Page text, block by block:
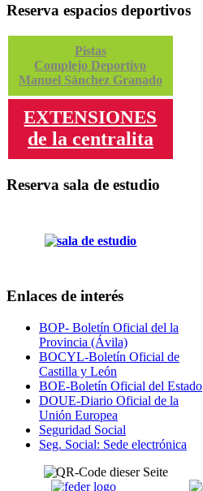
Reserva espacios deportivos
Pistas
Complejo Deportivo
Manuel Sánchez Granado
EXTENSIONES
de la centralita
Reserva sala de estudio
Enlaces de interés
BOP- Boletín Oficial del la
Provincia (Ávila)
BOCYL-Boletín Oficial de
Castilla y León
BOE-Boletín Oficial del Estado
DOUE-Diario Oficial de la
Unión Europea
Seguridad Social
Seg. Social: Sede electrónica